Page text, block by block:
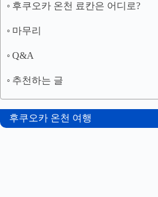
후쿠오카 온천 료칸은 어디로?
마무리
Q&A
추천하는 글
후쿠오카 온천 여행